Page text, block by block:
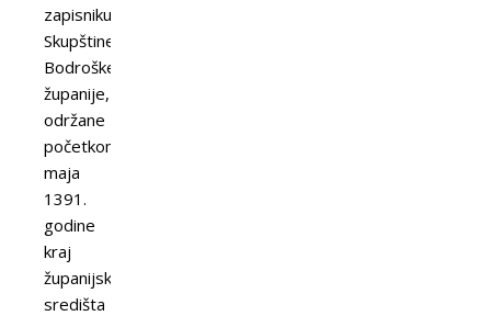
zapisniku
Skupštine
Bodroške
županije,
održane
početkom
maja
1391.
godine
kraj
županijskog
središta